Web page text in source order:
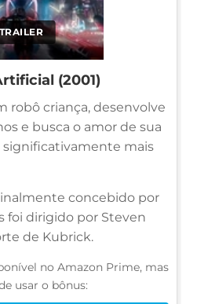
TRAILER
(2001)
robô criança, desenvolve
e busca o amor de sua
significativamente mais
concebido por
foi dirigido por Steven
de Kubrick.
no Amazon Prime, mas
usar o bônus: